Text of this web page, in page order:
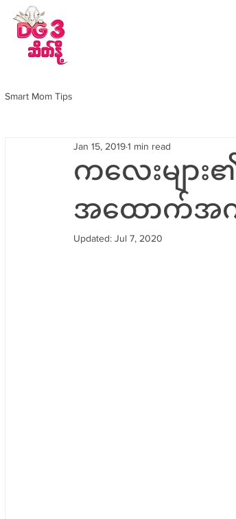
Smart Mom Tips
ကလေးမျာ
အထောက်အကူ
Jan 15, 20191 min read
Updated: Jul 7, 2020